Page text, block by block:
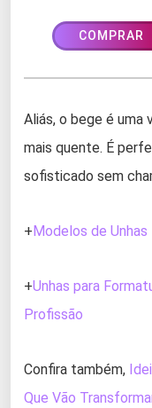
COMPRAR
Aliás, o bege é uma
mais quente. É
sofisticado sem
+Modelos de
+Unhas para
Profissão
Confira também,
Que Vão